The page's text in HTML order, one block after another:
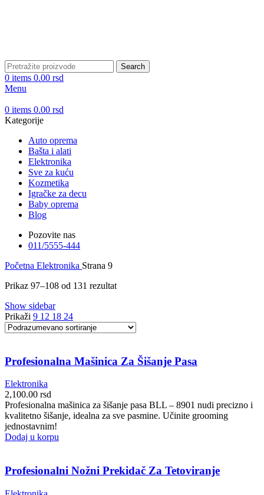
Search
0 items 0.00 rsd
Menu
0 items 0.00 rsd
Kategorije
Auto oprema
Bašta i alati
Elektronika
Sve za kuću
Kozmetika
Igračke za decu
Baby oprema
Blog
Pozovite nas
011/5555-444
Početna Elektronika Strana 9
Prikaz 97–108 od 131 rezultat
Show sidebar
Prikaži 9 12 18 24
Profesionalna Mašinica Za Šišanje Pasa
Elektronika
2,100.00 rsd
Profesionalna mašinica za šišanje pasa BLL – 8901 nudi precizno i
kvalitetno šišanje, idealna za sve pasmine. Učinite grooming
jednostavnim!
Dodaj u korpu
Profesionalni Nožni Prekidač Za Tetoviranje